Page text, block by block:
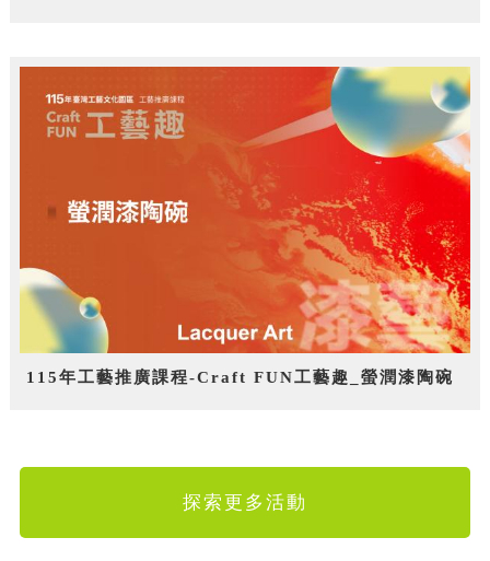
115年工藝推廣課程-Craft FUN工藝趣_螢潤漆陶碗
探索更多活動